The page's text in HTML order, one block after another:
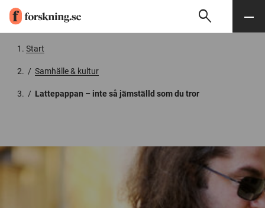
Söksearch Meny
Start
/ Samhälle & kultur
/ Lattepappan – inte så jämställd som du tror